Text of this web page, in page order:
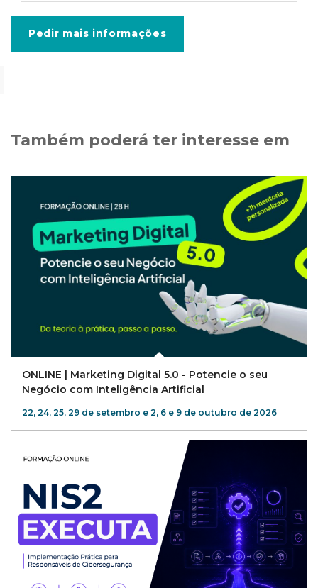
Pedir mais informações
Também poderá ter interesse em
ONLINE | Marketing Digital 5.0 - Potencie o seu
Negócio com Inteligência Artificial
22, 24, 25, 29 de setembro e 2, 6 e 9 de outubro de 2026